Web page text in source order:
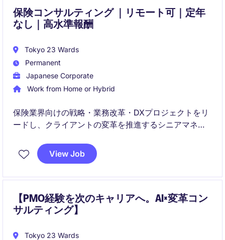
保険コンサルティング ｜リモート可｜定年
なし｜高水準報酬
Tokyo 23 Wards
Permanent
Japanese Corporate
Work from Home or Hybrid
保険業界向けの戦略・業務改革・DXプロジェクトをリ
ードし、クライアントの変革を推進するシニアマネー
プロジェクトデリバリーだけでなく、顧客開拓や組織
成長にも関与いただきます。
View Job
【PMO経験を次のキャリアへ。AI×変革コン
サルティング】
Tokyo 23 Wards